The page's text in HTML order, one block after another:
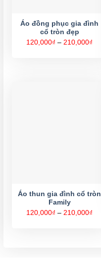
Áo đồng phục gia đình
cổ tròn đẹp
120,000₫ – 210,000₫
Áo thun gia đình cổ tròn
Family
120,000₫ – 210,000₫